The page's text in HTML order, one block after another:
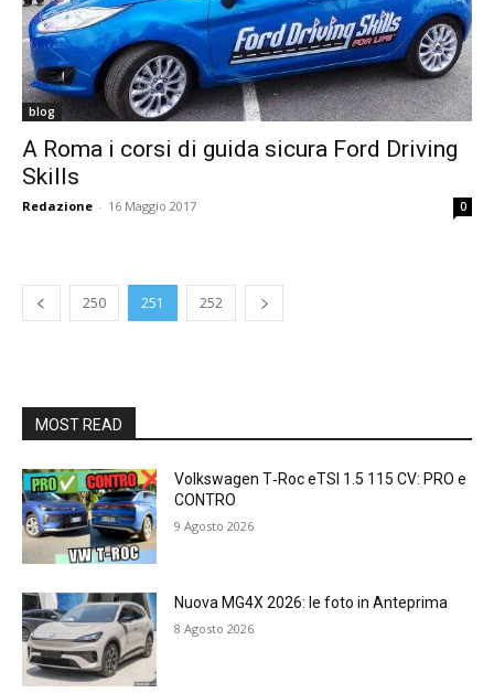
blog
A Roma i corsi di guida sicura Ford Driving
Skills
Redazione - 16 Maggio 2017 0
250 251 252
MOST READ
Volkswagen T‑Roc eTSI 1.5 115 CV: PRO e
CONTRO
9 Agosto 2026
Nuova MG4X 2026: le foto in Anteprima
8 Agosto 2026